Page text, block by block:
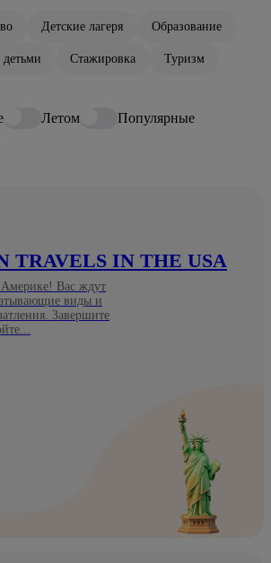
Детские лагеря Образование
детьми Стажировка Туризм
Летом
Популярные
TRAVELS IN THE USA
Америке! Вас ждут
виды и
Завершите